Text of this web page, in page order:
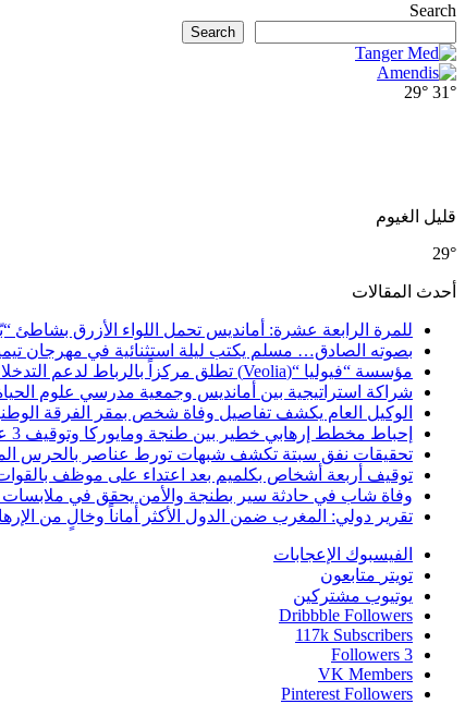
Search
Search
31°
29°
قليل الغيوم
29°
أحدث المقالات
للمرة الرابعة عشرة: أمانديس تحمل اللواء الأزرق بشاطئ
بصوته الصادق… مسلم يكتب ليلة استثنائية في مهرجان
مؤسسة “فيوليا “(Veolia) تطلق مركزاً بالرباط لدعم التدخلات الإنسانية في إفريقيا والشرق الأدنى والشرق الأوسط
شراكة استراتيجية بين أمانديس وجمعية مدرسي علوم
الوكيل العام يكشف تفاصيل وفاة شخص بمقر الفرقة
إحباط مخطط إرهابي خطير بين طنجة ومايوركا وتوقيف 3 عناصر
تحقيقات نفق سبتة تكشف شبهات تورط عناصر بالحرس
توقيف أربعة أشخاص بكلميم بعد اعتداء على موظف
وفاة شاب في حادثة سير بطنجة والأمن يحقق في ملابسات
تقرير دولي: المغرب ضمن الدول الأكثر أماناً وخالٍ من الإرهاب
الفيسبوك الإعجابات
تويتر متابعون
يوتيوب مشتركين
Dribbble Followers
117k Subscribers
3
Followers
VK Members
Pinterest Followers